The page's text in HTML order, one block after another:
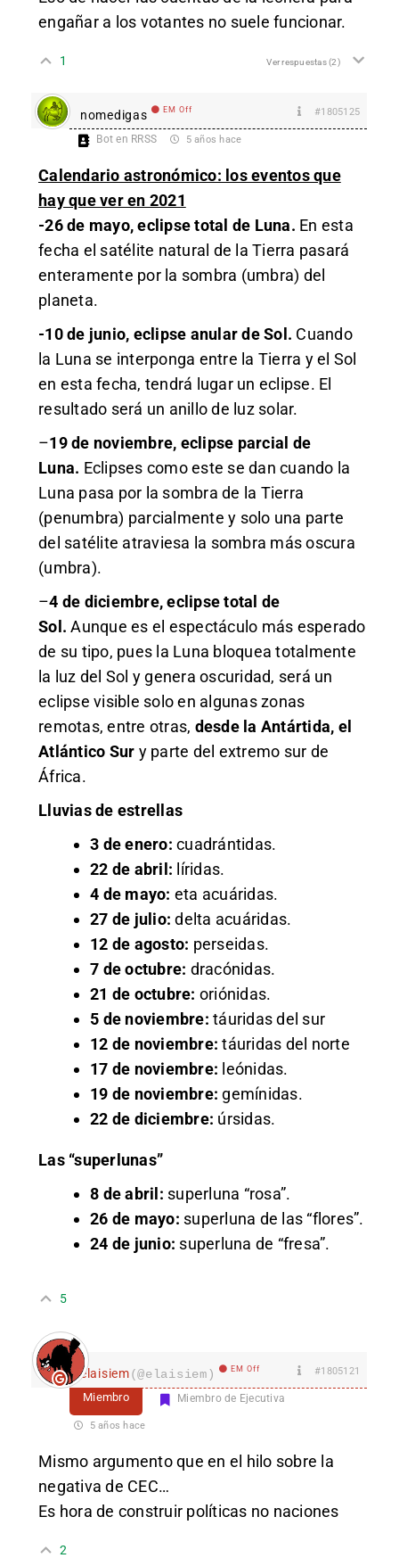
engañar a los votantes no suele funcionar.
1 Ver respuestas(2)
nomedigas EM Off #1805125
Bot en RRSS 5 años hace
Calendario astronómico: los eventos que
hay que ver en 2021
-26 de mayo, eclipse total de Luna. En esta
fecha el satélite natural de la Tierra pasará
enteramente por la sombra (umbra) del
planeta.
-10 de junio, eclipse anular de Sol. Cuando
la Luna se interponga entre la Tierra y el Sol
en esta fecha, tendrá lugar un eclipse. El
resultado será un anillo de luz solar.
–19 de noviembre, eclipse parcial de
Luna. Eclipses como este se dan cuando la
Luna pasa por la sombra de la Tierra
(penumbra) parcialmente y solo una parte
del satélite atraviesa la sombra más oscura
(umbra).
–4 de diciembre, eclipse total de
Sol. Aunque es el espectáculo más esperado
de su tipo, pues la Luna bloquea totalmente
la luz del Sol y genera oscuridad, será un
eclipse visible solo en algunas zonas
remotas, entre otras, desde la Antártida, el
Atlántico Sur y parte del extremo sur de
África.
Lluvias de estrellas
3 de enero: cuadrántidas.
22 de abril: líridas.
4 de mayo: eta acuáridas.
27 de julio: delta acuáridas.
12 de agosto: perseidas.
7 de octubre: dracónidas.
21 de octubre: oriónidas.
5 de noviembre: táuridas del sur
12 de noviembre:táuridas del norte
17 de noviembre: leónidas.
19 de noviembre: gemínidas.
22 de diciembre: úrsidas.
Las “superlunas”
8 de abril: superluna “rosa”.
26 de mayo: superluna de las “flores”.
24 de junio: superluna de “fresa”.
5
elaisiem(@elaisiem) EM Off #1805121
Miembro Miembro de Ejecutiva
5 años hace
Mismo argumento que en el hilo sobre la
negativa de CEC…
Es hora de construir políticas no naciones
2